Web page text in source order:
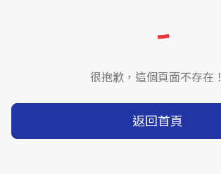
很抱歉，這個頁面不存在！
返回首頁